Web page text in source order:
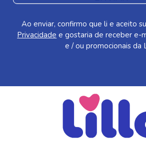
Ao enviar, confirmo que li e aceito
Privacidade e gostaria de receber e-
e / ou promocionais da